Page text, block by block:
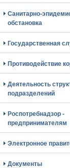
Санитарно-
обстановка
Государственная
Противодействие
Деятельность
подразделений
Роспотребнадзор -
предпринимателям
Электронное
Документы